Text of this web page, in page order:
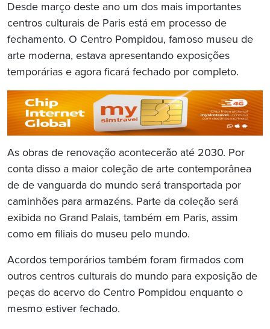
Desde março deste ano um dos mais importantes
centros culturais de Paris está em processo de
fechamento. O Centro Pompidou, famoso museu de
arte moderna, estava apresentando exposições
temporárias e agora ficará fechado por completo.
As obras de renovação acontecerão até 2030. Por
conta disso a maior coleção de arte contemporânea
de de vanguarda do mundo será transportada por
caminhões para armazéns. Parte da coleção será
exibida no Grand Palais, também em Paris, assim
como em filiais do museu pelo mundo.
Acordos temporários também foram firmados com
outros centros culturais do mundo para exposição de
peças do acervo do Centro Pompidou enquanto o
mesmo estiver fechado.